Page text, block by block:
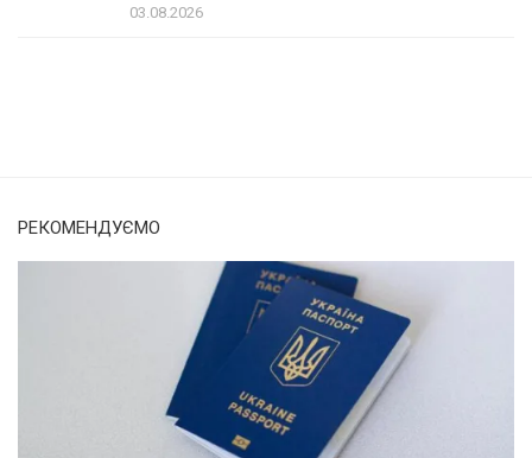
03.08.2026
РЕКОМЕНДУЄМО